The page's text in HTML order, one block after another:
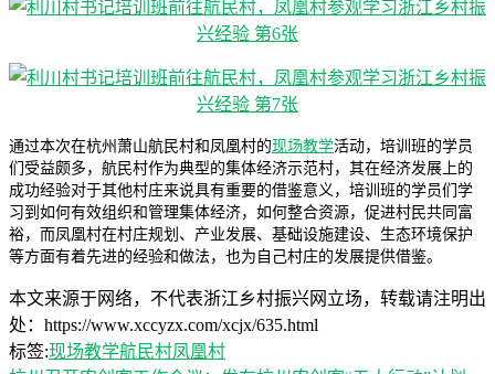
通过本次在杭州萧山航民村和凤凰村的现场教学活动，培训班的学员
们受益颇多，航民村作为典型的集体经济示范村，其在经济发展上的
成功经验对于其他村庄来说具有重要的借鉴意义，培训班的学员们学
习到如何有效组织和管理集体经济，如何整合资源，促进村民共同富
裕，而凤凰村在村庄规划、产业发展、基础设施建设、生态环境保护
等方面有着先进的经验和做法，也为自己村庄的发展提供借鉴。
本文来源于网络，不代表浙江乡村振兴网立场，转载请注明出
处：https://www.xccyzx.com/xcjx/635.html
标签:现场教学航民村凤凰村